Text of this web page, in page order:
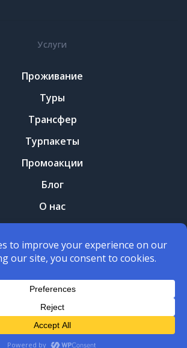
Услуги
Проживание
Туры
Трансфер
Турпакеты
Промоакции
Блог
О нас
Правила и условия
Yerani Travel. All Rights Reserved.